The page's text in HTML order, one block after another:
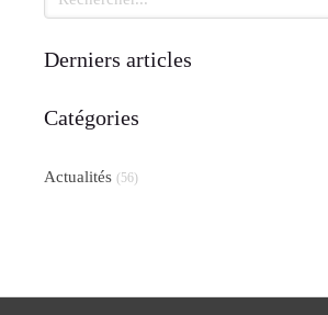
Derniers articles
Catégories
Actualités (56)